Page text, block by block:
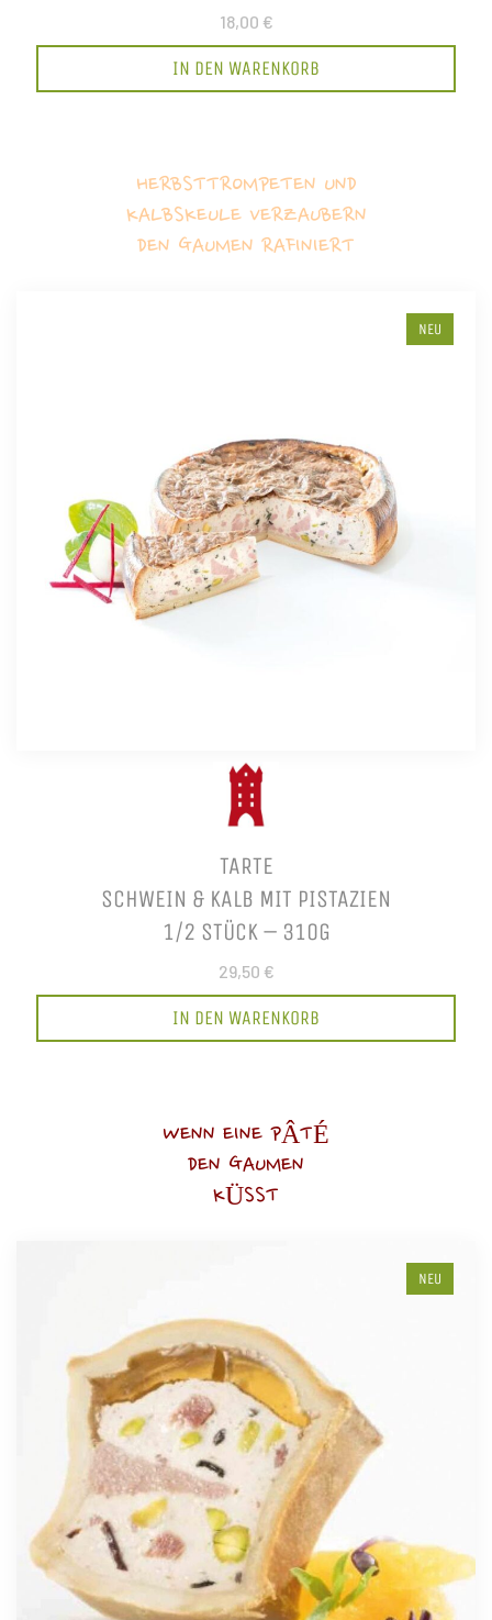
18,00 €
IN DEN WARENKORB
HERBSTTROMPETEN UND
KALBSKEULE VERZAUBERN
DEN GAUMEN RAFINIERT
NEU
TARTE
SCHWEIN & KALB MIT PISTAZIEN
1/2 STÜCK – 310G
29,50 €
IN DEN WARENKORB
WENN EINE PÂTÉ
DEN GAUMEN
KÜSST
NEU